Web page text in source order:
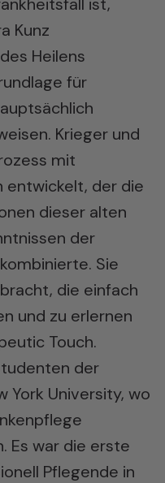
Kunz
Heilens
für
Krieger und
mit
entwickelt, der die
dieser alten
der
Sie
die einfach
und zu erlernen
Touch.
der
York University, wo
Es war die erste
Pflegende in